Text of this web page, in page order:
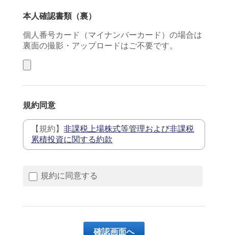
本人確認書類（裏）
個人番号カード（マイナンバーカード）の場合は
裏面の撮影・アップロードはご不要です。
規約同意
【規約】非課税上場株式等管理および非課税
累積投資に関する約款
規約に同意する